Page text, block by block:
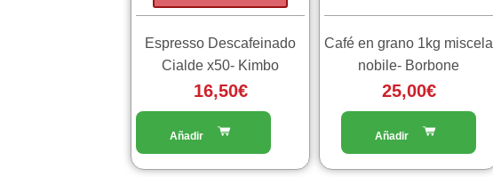
Espresso Descafeinado
Cialde x50- Kimbo
16,50€
Café en grano 1kg miscela
nobile- Borbone
25,00€